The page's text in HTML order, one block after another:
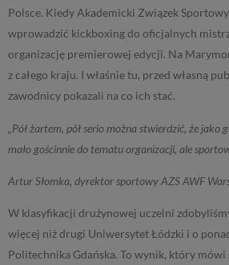
Polsce. Kiedy Akademicki Związek
wprowadzić kickboxing do oficjalnych
organizację premierowej edycji. Na
z całego kraju. I właśnie tu, przed własną
zawodnicy pokazali na co ich stać.
„Pół żartem, pół serio można stwierdzić, że jako
mało gościnnie do tematu organizacji, ale
Artur Słomka, dyrektor sportowy AZS AWF
W klasyfikacji drużynowej uczelni
więcej niż drugi Uniwersytet Łódzki i o
Politechnika Gdańska. To wynik, który mówi